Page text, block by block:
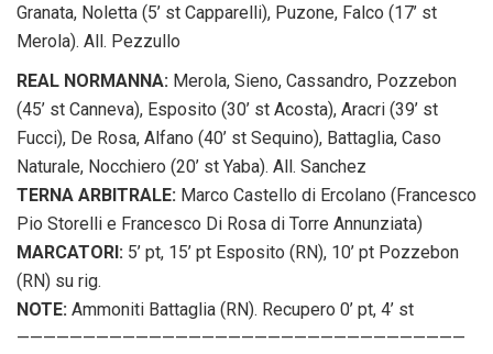
Granata, Noletta (5’ st Capparelli), Puzone, Falco (17’ st
Merola). All. Pezzullo
REAL NORMANNA: Merola, Sieno, Cassandro, Pozzebon
(45’ st Canneva), Esposito (30’ st Acosta), Aracri (39’ st
Fucci), De Rosa, Alfano (40’ st Sequino), Battaglia, Caso
Naturale, Nocchiero (20’ st Yaba). All. Sanchez
TERNA ARBITRALE: Marco Castello di Ercolano (Francesco
Pio Storelli e Francesco Di Rosa di Torre Annunziata)
MARCATORI: 5’ pt, 15’ pt Esposito (RN), 10’ pt Pozzebon
(RN) su rig.
NOTE: Ammoniti Battaglia (RN). Recupero 0’ pt, 4’ st
——————————————————————————————————